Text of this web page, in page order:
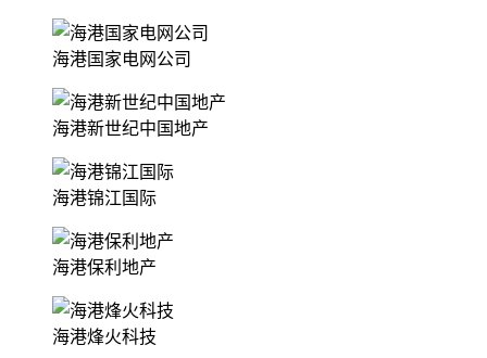
海港国家电网公司
海港新世纪中国地产
海港锦江国际
海港保利地产
海港烽火科技